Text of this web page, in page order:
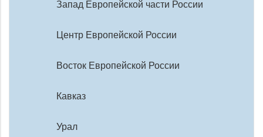
Запад Европейской части России
Центр Европейской России
Восток Европейской России
Кавказ
Урал